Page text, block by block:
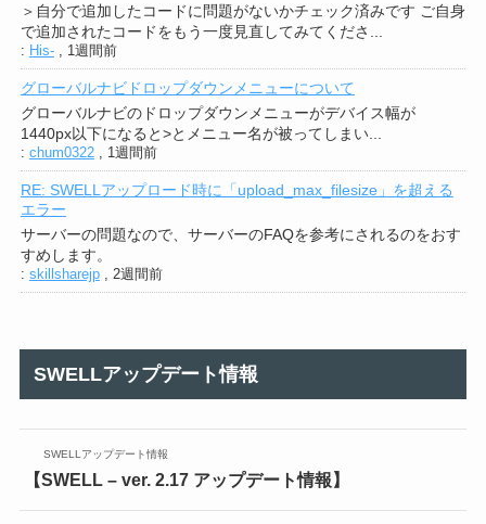
＞自分で追加したコードに問題がないかチェック済みです ご自身
で追加されたコードをもう一度見直してみてくださ...
: His-, 1週間前
グローバルナビドロップダウンメニューについて
グローバルナビのドロップダウンメニューがデバイス幅が
1440px以下になると>とメニュー名が被ってしまい...
: chum0322, 1週間前
RE: SWELLアップロード時に「upload_max_filesize」を超える
エラー
サーバーの問題なので、サーバーのFAQを参考にされるのをおす
すめします。
: skillsharejp, 2週間前
SWELLアップデート情報
SWELLアップデート情報
【SWELL – ver. 2.17 アップデート情報】